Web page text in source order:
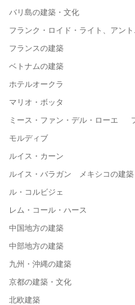
バリ島の建築・文化
フランク・ロイド・ライト、アン
フランスの建築
ベトナムの建築
ホテルオークラ
マリオ・ボッタ
ミース・ファン・デル・ローエ
モルディブ
ルイス・カーン
ルイス・バラガン メキシコの建築
ル・コルビジェ
レム・コール・ハース
中国地方の建築
中部地方の建築
九州・沖縄の建築
京都の建築・文化
北欧建築